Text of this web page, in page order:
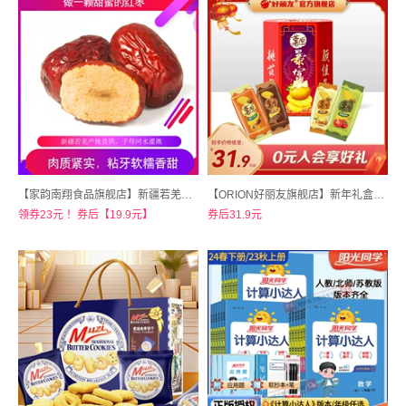
【家韵南翔食品旗舰店】新疆若羌红枣500g*2袋
领券23元 ！券后【19.9元】
【ORION好丽友旗舰店】新年礼盒薯愿爆竹筒
券后31.9元